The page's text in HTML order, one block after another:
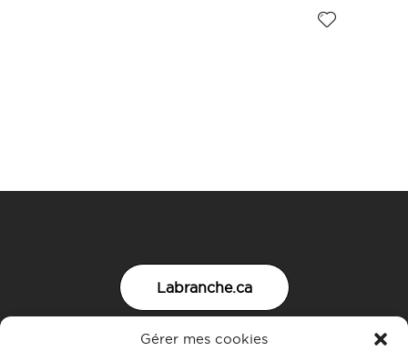
Gérer mes cookies
Labranche.ca